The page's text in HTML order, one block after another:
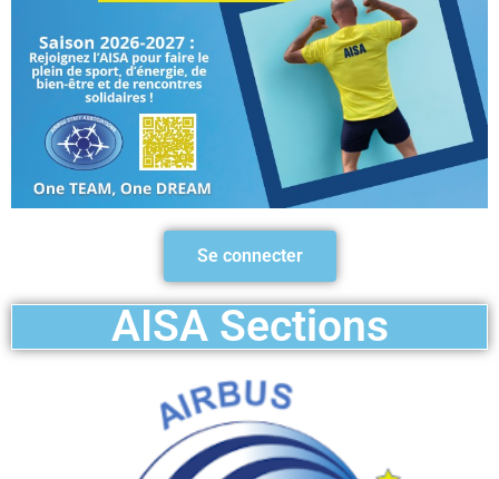
Se connecter
AISA Sections